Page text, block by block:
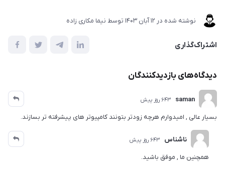
نوشته شده در 12 آبان 1403 توسط نیما مکاری زاده
اشتراک‌گذاری
دیدگاه‌های بازدیدکنندگان
saman 643 روز پیش
بسیار عالی , امیدوارم هرچه زودتر بتونند کامپیوتر های پیشرفته تر بسازند.
ناشناس 643 روز پیش
همچنین ما , موفق باشید.